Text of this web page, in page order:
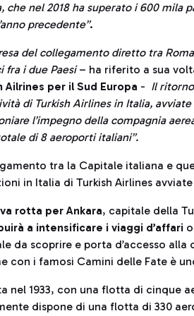
che nel 2018 ha superato i 600
precedente”.
del collegamento diretto tra
fra i due Paesi– ha riferito a sua
Ailrines per il Sud Europa - Il
di Turkish Airlines in Italia,
l’impegno della compagnia
di 8 aeroporti italiani”.
tra la Capitale italiana e
in Italia di Turkish Airlines avviate
rotta per Ankara, capitale della
a intensificare i viaggi d’affari
da scoprire e porta d’accesso
con i famosi Camini delle Fate è
nel 1933, con una flotta di cinque
dispone di una flotta di 330